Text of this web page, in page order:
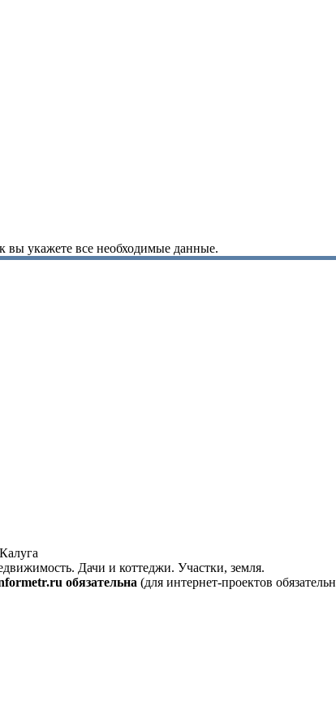
вы укажете все необходимые данные.
Дачи и коттеджи. Участки, земля.
обязательна (для интернет-проектов